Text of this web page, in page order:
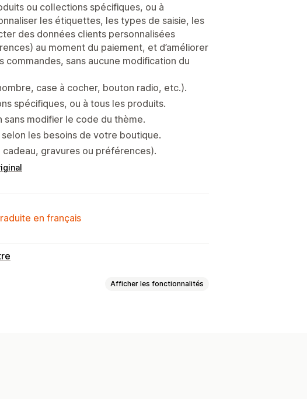
ou collections spécifiques, ou à
les étiquettes, les types de saisie, les
des données clients personnalisées
au moment du paiement, et d’améliorer
commandes, sans aucune modification du
case à cocher, bouton radio, etc.).
spécifiques, ou à tous les produits.
modifier le code du thème.
les besoins de votre boutique.
gravures ou préférences).
en français
Afficher les fonctionnalités